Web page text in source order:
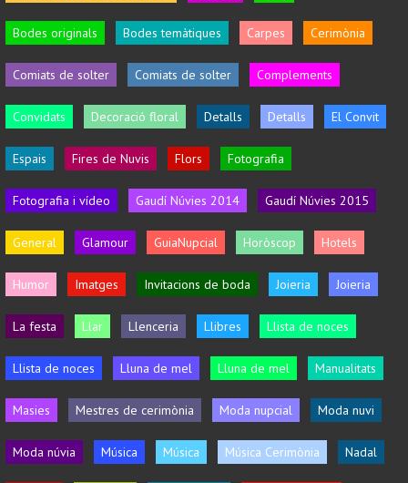
Bodes originals Bodes temàtiques Carpes Cerimònia
Comiats de solter Comiats de solter Complements
Convidats Decoració floral Detalls Detalls El Convit
Espais Fires de Nuvis Flors Fotografia
Fotografia i vídeo Gaudí Núvies 2014 Gaudí Núvies 2015
General Glamour GuiaNupcial Horòscop Hotels
Humor Imatges Invitacions de boda Joieria Joieria
La festa Llar Llenceria Llibres Llista de noces
Llista de noces Lluna de mel Lluna de mel Manualitats
Masies Mestres de cerimònia Moda nupcial Moda nuvi
Moda núvia Música Música Música Cerimònia Nadal